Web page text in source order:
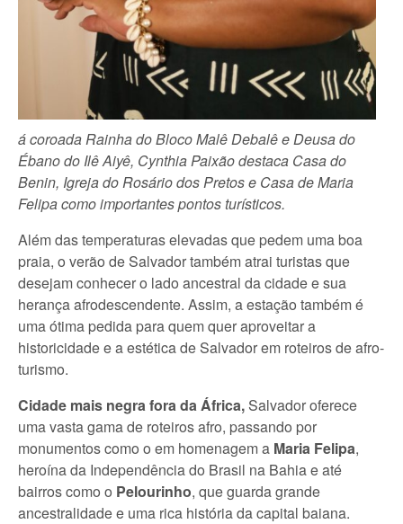
á coroada Rainha do Bloco Malê Debalê e Deusa do
Ébano do Ilê Aiyê, Cynthia Paixão destaca Casa do
Benin, Igreja do Rosário dos Pretos e Casa de Maria
Felipa como importantes pontos turísticos.
Além das temperaturas elevadas que pedem uma boa
praia, o verão de Salvador também atrai turistas que
desejam conhecer o lado ancestral da cidade e sua
herança afrodescendente. Assim, a estação também é
uma ótima pedida para quem quer aproveitar a
historicidade e a estética de Salvador em roteiros de afro-
turismo.
Cidade mais negra fora da África, Salvador oferece
uma vasta gama de roteiros afro, passando por
monumentos como o em homenagem a Maria Felipa,
heroína da Independência do Brasil na Bahia e até
bairros como o Pelourinho, que guarda grande
ancestralidade e uma rica história da capital baiana.